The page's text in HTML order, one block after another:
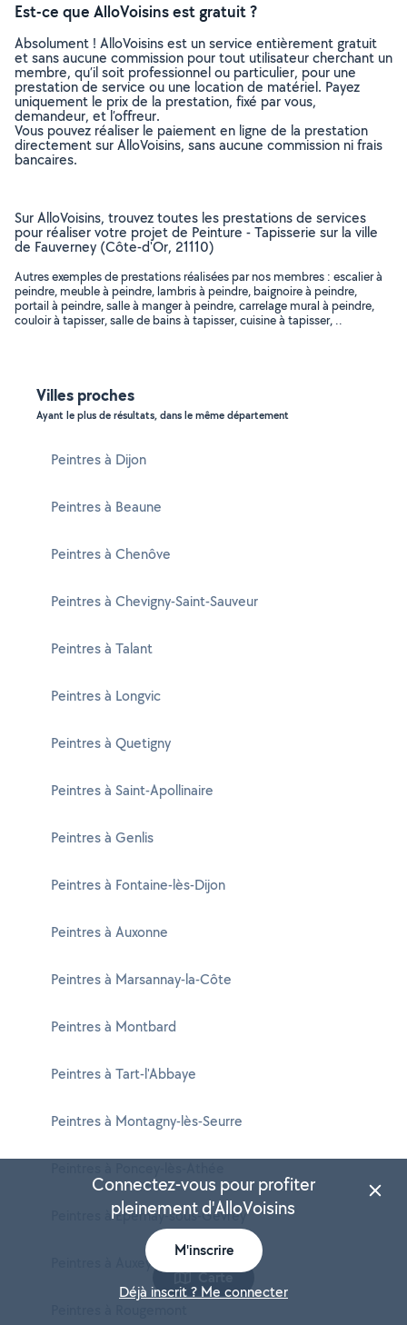
Est-ce que AlloVoisins est gratuit ?
Absolument ! AlloVoisins est un service entièrement gratuit
et sans aucune commission pour tout utilisateur cherchant un
membre, qu’il soit professionnel ou particulier, pour une
prestation de service ou une location de matériel. Payez
uniquement le prix de la prestation, fixé par vous,
demandeur, et l’offreur.
Vous pouvez réaliser le paiement en ligne de la prestation
directement sur AlloVoisins, sans aucune commission ni frais
bancaires.
Sur AlloVoisins, trouvez toutes les prestations de services
pour réaliser votre projet de Peinture - Tapisserie sur la ville
de Fauverney (Côte-d'Or, 21110)
Autres exemples de prestations réalisées par nos membres : escalier à
peindre, meuble à peindre, lambris à peindre, baignoire à peindre,
portail à peindre, salle à manger à peindre, carrelage mural à peindre,
couloir à tapisser, salle de bains à tapisser, cuisine à tapisser, ..
Villes proches
Ayant le plus de résultats, dans le même département
Peintres à Dijon
Peintres à Beaune
Peintres à Chenôve
Peintres à Chevigny-Saint-Sauveur
Peintres à Talant
Peintres à Longvic
Peintres à Quetigny
Peintres à Saint-Apollinaire
Peintres à Genlis
Peintres à Fontaine-lès-Dijon
Peintres à Auxonne
Peintres à Marsannay-la-Côte
Peintres à Montbard
Peintres à Tart-l'Abbaye
Peintres à Montagny-lès-Seurre
Peintres à Épernay-sous-Gevrey
Peintres à Auxey-Duresses
Carte
Connectez-vous pour profiter
pleinement d'AlloVoisins
M'inscrire
Déjà inscrit ? Me connecter